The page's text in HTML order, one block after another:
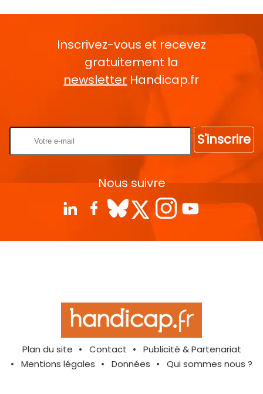
Inscrivez-vous et recevez
gratuitement la
newsletter Handicap.fr
S'inscrire
Nous suivre
Plan du site Contact
Publicité & Partenariat
Mentions légales
Données Qui sommes nous ?